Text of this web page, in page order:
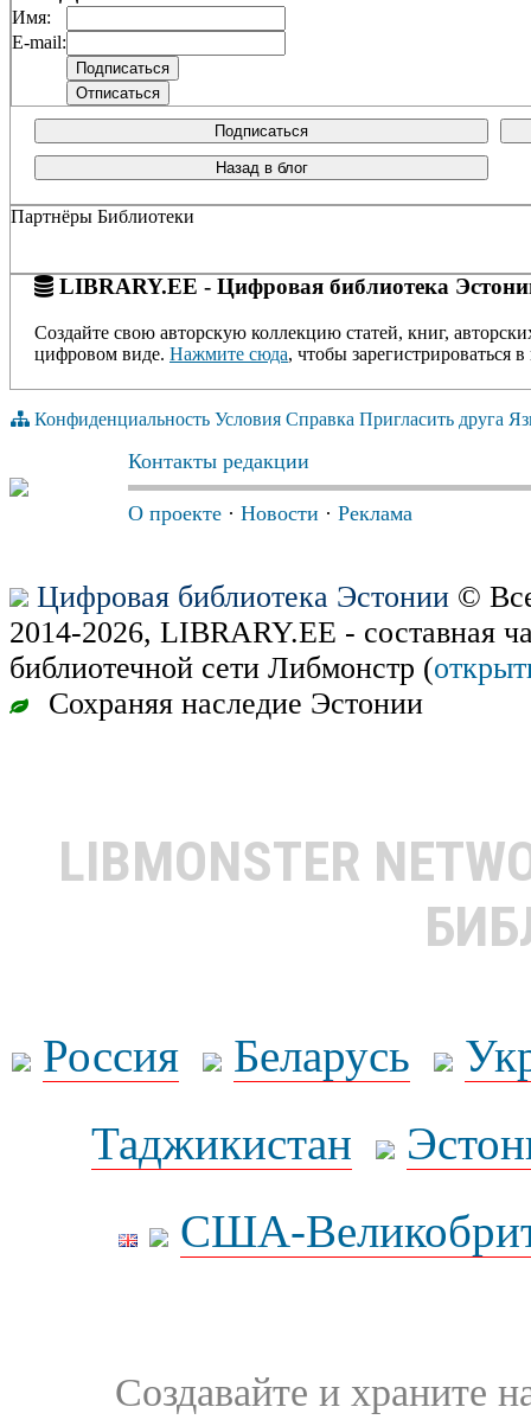
Имя:
E-mail:
Подписаться
Назад в блог
Партнёры Библиотеки
LIBRARY.EE - Цифровая библиотека
Создайте свою авторскую коллекцию статей, книг,
цифровом виде. Нажмите сюда, чтобы зарегистрироваться в
Конфиденциальность Условия Справка Пригласить друга
Контакты редакции
О проекте · Новости · Реклама
Цифровая библиотека Эстонии ©
2014-2026, LIBRARY.EE - составная
библиотечной сети Либмонстр (
Сохраняя наследие Эстонии
LIBMONSTER
Россия Беларусь
Таджикистан
США-
Создавайте и храните